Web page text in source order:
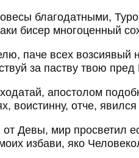
благодатными,
бисер многоценный
паче всех возсиявый
за паству твою
апостолом
воистинну, отче,
от Девы, мир просветил
избави, яко